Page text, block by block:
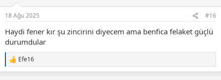
:
18 Ağu 2025 #16
Haydi fener kır şu zincirini diyecem ama benfica felaket güçlü
durumdular
T
e
Efe16